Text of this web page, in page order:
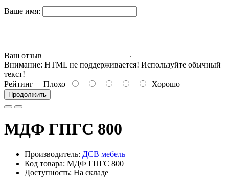
Ваше имя:
Ваш отзыв
Внимание: HTML не поддерживается! Используйте обычный
текст!
Рейтинг Плохо Хорошо
Продолжить
МДФ ГПГС 800
Производитель: ДСВ мебель
Код товара: МДФ ГПГС 800
Доступность: На складе